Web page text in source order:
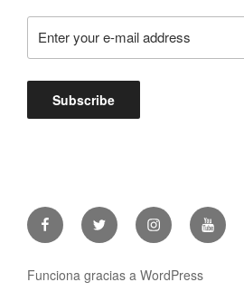
FacebookTwitter InstagramYoutube
Funciona gracias a WordPress